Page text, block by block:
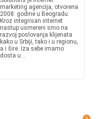
marketing agencija, otvorena
2008. godine u Beogradu.
Kroz integrisan internet
nastup usmereni smo na
razvoj poslovanja klijenata
kako u Srbiji, tako i u regionu,
a i šire. Iza sebe imamo
dosta u...